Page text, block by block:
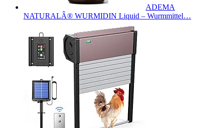
ADEMA
NATURALÂ® WURMIDIN Liquid – Wurmmittel…